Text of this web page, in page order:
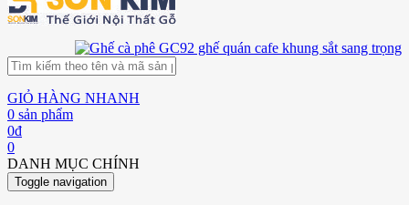
GIỎ HÀNG NHANH
0 sản phẩm
0đ
0
DANH MỤC CHÍNH
Toggle navigation